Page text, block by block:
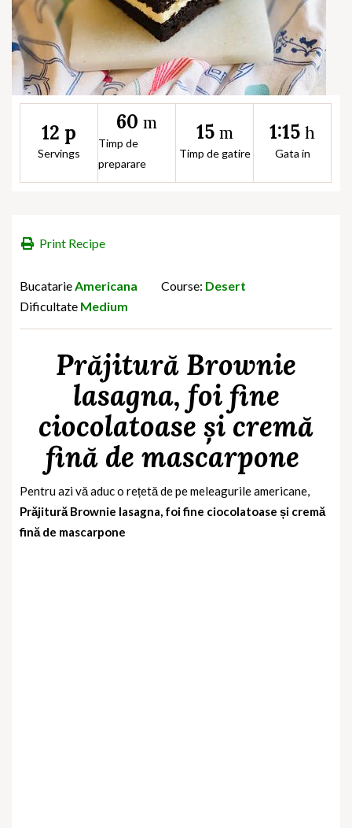
12 p
Servings
60 m
Timp de
preparare
15 m
Timp de gatire
1:15 h
Gata in
Print Recipe
BucatarieAmericana Course: Desert
Dificultate Medium
Prăjitură Brownie
lasagna, foi fine
ciocolatoase și cremă
fină de mascarpone
Pentru azi vă aduc o rețetă de pe meleagurile americane,
Prăjitură Brownie lasagna, foi fine ciocolatoase și cremă
fină de mascarpone